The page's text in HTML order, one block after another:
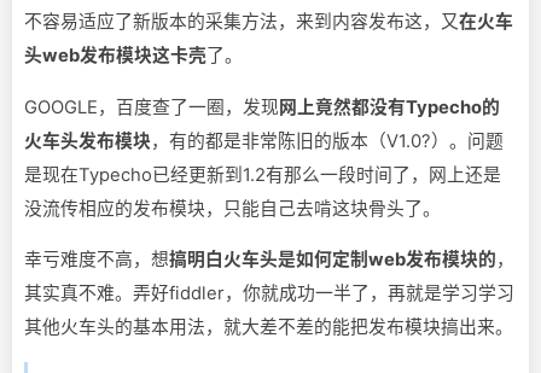
不容易适应了新版本的采集方法，来到内容发布这，又在火车
头web发布模块这卡壳了。
GOOGLE，百度查了一圈，发现 网上竟然都没有Typecho的
火车头发布模块，有的都是非常陈旧的版本（V1.0?）。问题
是现在Typecho已经更新到1.2有那么一段时间了，网上还是
没流传相应的发布模块，只能自己去啃这块骨头了。
幸亏难度不高，想搞明白火车头是如何定制web发布模块的，
其实真不难。弄好fiddler，你就成功一半了，再就是学习学习
其他火车头的基本用法，就大差不差的能把发布模块搞出来。